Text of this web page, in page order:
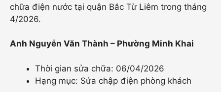
chữa điện nước tại quận Bắc Từ Liêm trong tháng
4/2026.
Anh Nguyễn Văn Thành – Phường Minh Khai
Thời gian sửa chữa: 06/04/2026
Hạng mục: Sửa chập điện phòng khách